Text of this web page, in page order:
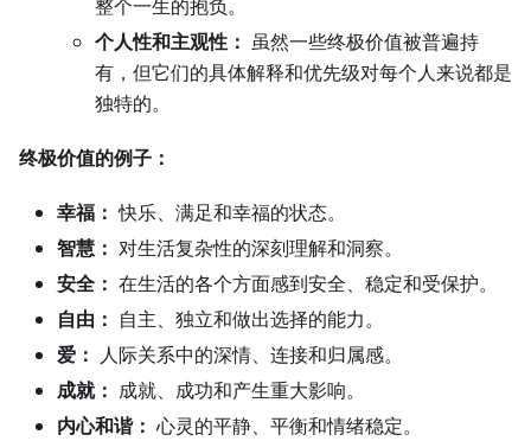
整个一生的抱负。
个人性和主观性： 虽然一些终极价值被普遍持
有，但它们的具体解释和优先级对每个人来说都是
独特的。
终极价值的例子：
幸福： 快乐、满足和幸福的状态。
智慧： 对生活复杂性的深刻理解和洞察。
安全： 在生活的各个方面感到安全、稳定和受保护。
自由： 自主、独立和做出选择的能力。
爱： 人际关系中的深情、连接和归属感。
成就： 成就、成功和产生重大影响。
内心和谐： 心灵的平静、平衡和情绪稳定。